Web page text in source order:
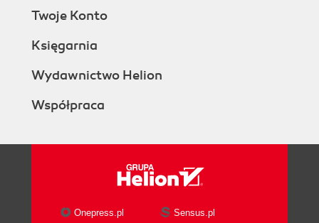
Cleaning up the UI
Picking a winner from a list
Creating contests
Summary
Twoje Konto
Księgarnia
Wydawnictwo Helion
Współpraca
Onepress.pl
Sensus.pl